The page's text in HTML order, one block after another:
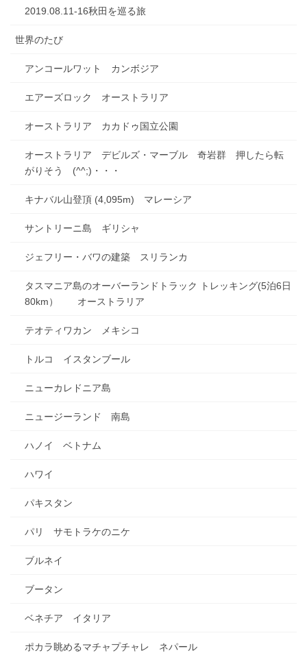
2019.08.11-16秋田を巡る旅
世界のたび
アンコールワット カンボジア
エアーズロック オーストラリア
オーストラリア カカドゥ国立公園
オーストラリア デビルズ・マーブル 奇岩群 押したら転
がりそう (^^;)・・・
キナバル山登頂 (4,095m) マレーシア
サントリーニ島 ギリシャ
ジェフリー・バワの建築 スリランカ
タスマニア島のオーバーランドトラック トレッキング(5泊6日
80km） オーストラリア
テオティワカン メキシコ
トルコ イスタンブール
ニューカレドニア島
ニュージーランド 南島
ハノイ ベトナム
ハワイ
パキスタン
パリ サモトラケのニケ
ブルネイ
ブータン
ベネチア イタリア
ポカラ眺めるマチャプチャレ ネパール